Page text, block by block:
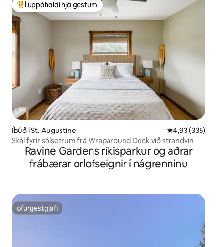
Í mestu uppáhaldi hjá gestum
Í uppáhaldi hjá gestum
Íbúð í St. Augustine 4,93 af 5 í
4,93 (335)
Skál fyrir sólsetrum frá Wraparound Deck við strandvin
Ravine Gardens ríkisparkur og aðrar
frábærar orlofseignir í nágrenninu
ofurgestgjafi
ofurgestgjafi